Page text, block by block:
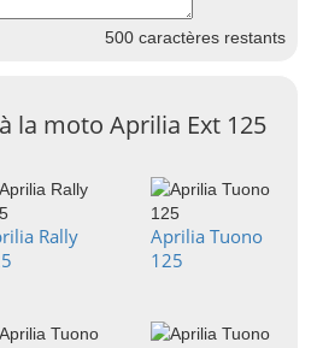
500 caractères restants
la moto Aprilia Ext 125
Rally
Aprilia Tuono
125